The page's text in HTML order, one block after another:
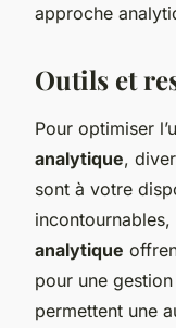
approche
Outils et
Pour optimiser
analytique,
sont à votre
incontournables,
analytique
pour une
permettent une